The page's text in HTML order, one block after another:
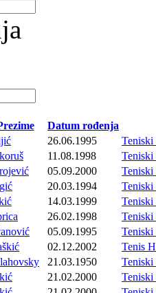
Datum rođenja
26.06.1995
11.08.1998
05.09.2000
20.03.1994
14.03.1999
26.02.1998
05.09.1995
02.12.2002
Tenis
21.03.1950
21.02.2000